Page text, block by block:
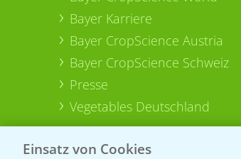
Bayer Karriere
Bayer CropScience Austria
Bayer CropScience Schweiz
Presse
Vegetables Deutschland
Einsatz von Cookies